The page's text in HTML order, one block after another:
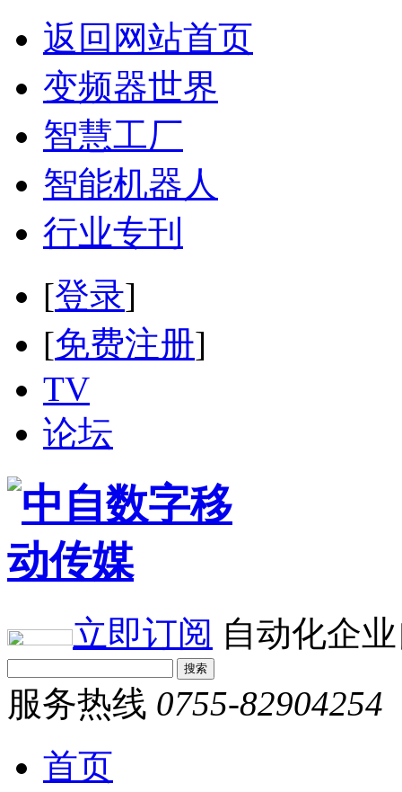
返回网站首页
变频器世界
智慧工厂
智能机器人
行业专刊
[登录]
[免费注册]
TV
论坛
立即订阅 自动化企
服务热线 0755-82904254
首页